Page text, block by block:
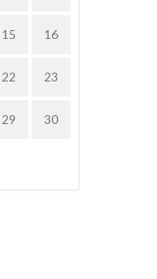
15 16
22 23
29 30